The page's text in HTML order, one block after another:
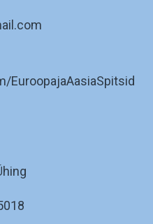
EuroopajaAasiaSpitsid